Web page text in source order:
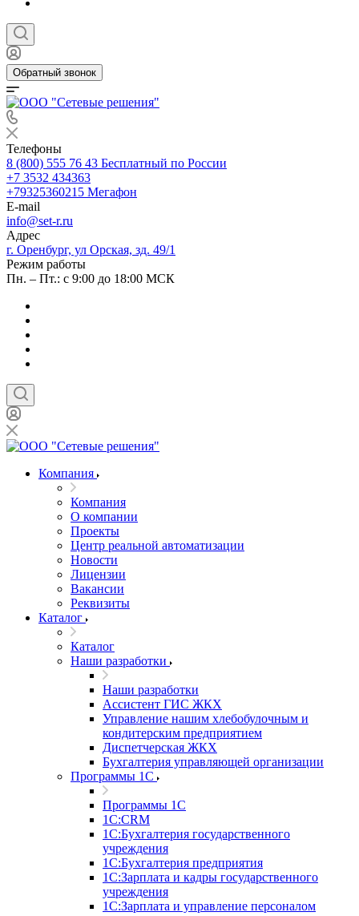
Обратный звонок
Телефоны
8 (800) 555 76 43 Бесплатный по России
+7 3532 434363
+79325360215 Мегафон
E-mail
info@set-r.ru
Адрес
г. Оренбург, ул Орская, зд. 49/1
Режим работы
Пн. – Пт.: с 9:00 до 18:00 МСК
Компания
Компания
О компании
Проекты
Центр реальной автоматизации
Новости
Лицензии
Вакансии
Реквизиты
Каталог
Каталог
Наши разработки
Наши разработки
Ассистент ГИС ЖКХ
Управление нашим хлебобулочным и
кондитерским предприятием
Диспетчерская ЖКХ
Бухгалтерия управляющей организации
Программы 1С
Программы 1С
1С:CRM
1С:Бухгалтерия государственного
учреждения
1С:Бухгалтерия предприятия
1С:Зарплата и кадры государственного
учреждения
1С:Зарплата и управление персоналом